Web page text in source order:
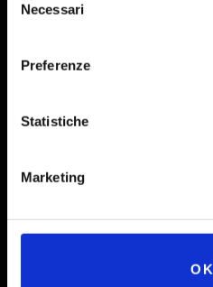
delNecessari
Preferenze
Statistiche
Marketing
OK
Social
X